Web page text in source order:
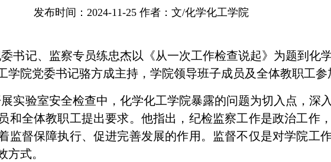
发布时间：2024-11-25 作者：文/化学化工学院
书记、监察专员练忠杰以《从一次工作检查说起》为题到化
学院党委书记骆方成主持，学院领导班子成员及全体教职工参
实验室安全检查中，化学化工学院暴露的问题为切入点，深
和全体教职工提出要求。他指出，纪检监察工作是政治工作
监督保障执行、促进完善发展的作用。监督不仅是对学院工
方式。